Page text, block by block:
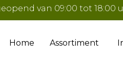
van 09:00 tot 18:00
Home Assortiment